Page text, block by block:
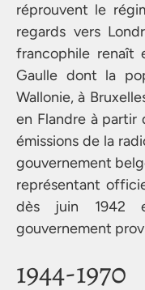
réprouvent le
regards vers
francophile renaît
Gaulle dont la
Wallonie, à
en Flandre à partir
émissions de la
gouvernement
représentant
dès juin 1942
gouvernement
1944-1970